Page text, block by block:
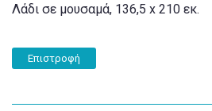
Λάδι σε μουσαμά, 136,5 x 210 εκ.
Επιστροφή